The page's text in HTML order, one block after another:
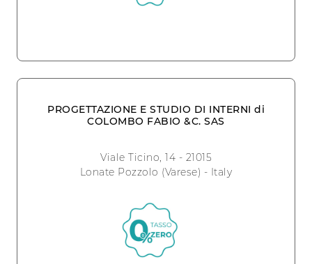
PROGETTAZIONE E STUDIO DI INTERNI di
COLOMBO FABIO &C. SAS
Viale Ticino, 14 - 21015
Lonate Pozzolo (Varese) - Italy